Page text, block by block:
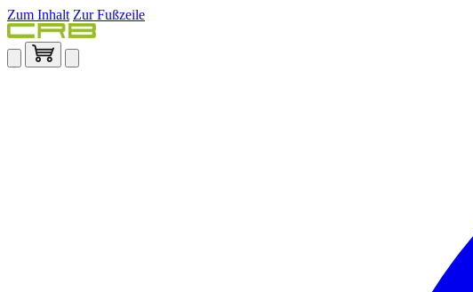
Zum Inhalt Zur Fußzeile